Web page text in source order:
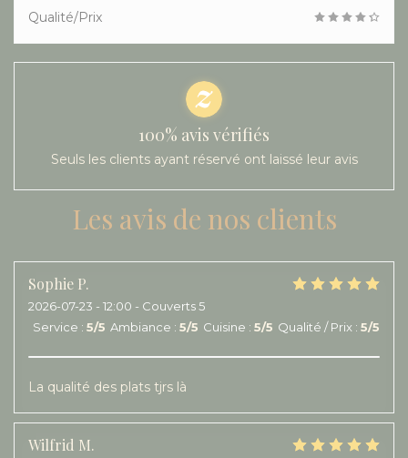
Les avis de nos clients
Sophie P
2026-07-23 - 12:00 - Couverts 5
Service : 5/5 Ambiance : 5/5 Cuisine : 5/5 Qualité / Prix : 5/5
La qualité des plats tjrs là
Wilfrid M
Qualité/Prix
100% avis vérifiés
Seuls les clients ayant réservé ont laissé leur avis